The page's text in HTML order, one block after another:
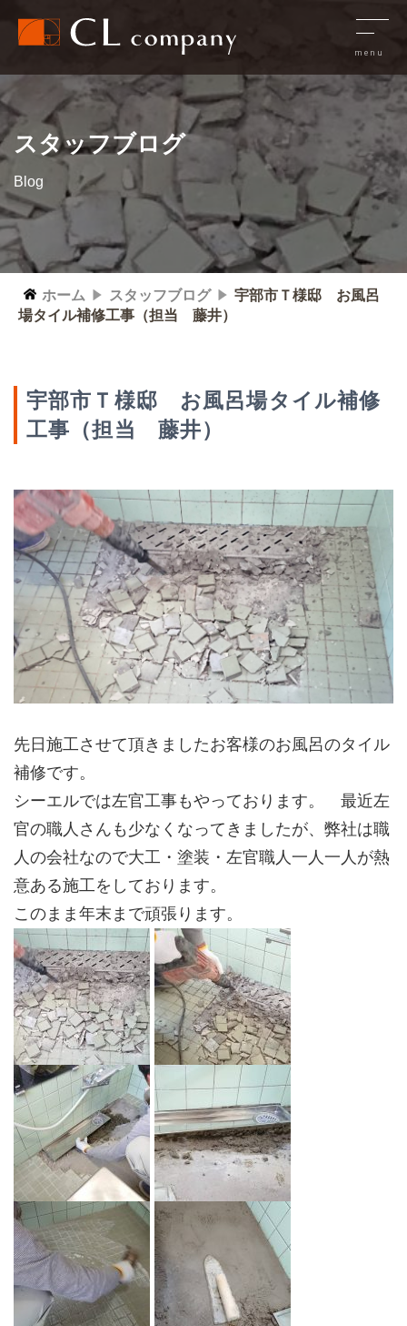
スタッフブログ
Blog
ホーム スタッフブログ
宇部市Ｔ様邸 お風呂
場タイル補修工事（担当 藤井）
宇部市Ｔ様邸 お風呂場タイル補修
工事（担当 藤井）
先日施工させて頂きましたお客様のお風呂のタイル
補修です。
シーエルでは左官工事もやっております。 最近左
官の職人さんも少なくなってきましたが、弊社は職
人の会社なので大工・塗装・左官職人一人一人が熱
意ある施工をしております。
このまま年末まで頑張ります。